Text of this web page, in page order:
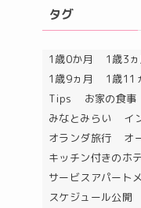
タグ
1歳0か月 1歳3ヵ
1歳9ヵ月
1歳11
Tips
お家の食事
みなとみらい
イ
オランダ旅行
オ
キッチン付きのホ
サービスアパート
スケジュール公開